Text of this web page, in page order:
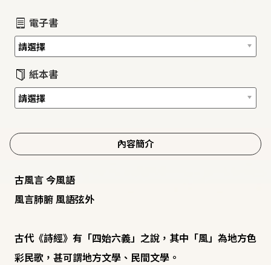
電子書
紙本書
內容簡介
古風言 今風語
風言肺腑 風語弦外
古代《詩經》有「四始六義」之說，其中「風」為地方色
彩民歌，甚可謂地方文學、民間文學。